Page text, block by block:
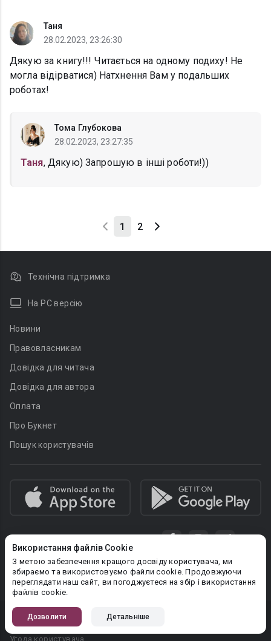
Таня
28.02.2023, 23:26:30
Дякую за книгу!!! Читається на одному подиху! Не
могла відірватися) Натхнення Вам у подальших
роботах!
Тома Глубокова
28.02.2023, 23:27:35
Таня, Дякую) Запрошую в інші роботи!))
1 2
Використання файлів Cookie
З метою забезпечення кращого досвіду користувача, ми
збираємо та використовуємо файли cookie. Продовжуючи
переглядати наш сайт, ви погоджуєтеся на збір і використання
файлів cookie.
Дозволити Детальніше
Технічна підтримка
На PC версію
Новини
Правовласникам
Довідка для читача
Довідка для автора
Оплата
Про Букнет
Пошук користувачів
Увага! Сайт може містити матеріали, не призначені для перегляду
особами, які не досягли 18 років!
Privacy policy
Угода користувача